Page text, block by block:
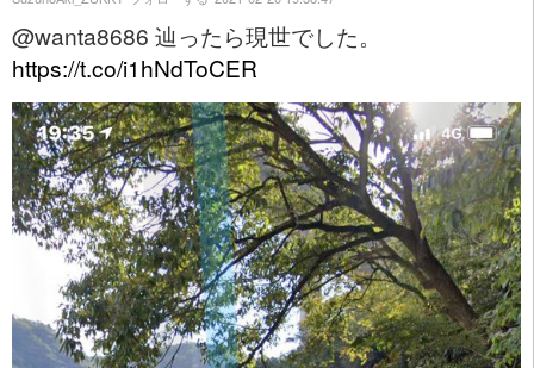
@wanta8686 辿ったら現世でした。
https://t.co/i1hNdToCER